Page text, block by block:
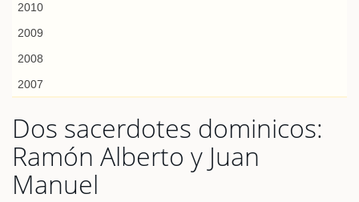
2010
2009
2008
2007
Dos sacerdotes dominicos:
Ramón Alberto y Juan
Manuel